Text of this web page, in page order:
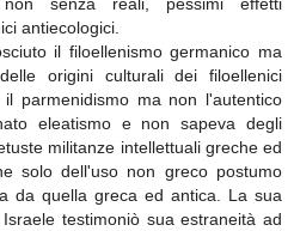
non senza reali, pessimi effetti
antiecologici.
il filoellenismo germanico ma
origini culturali dei filoellenici
parmenidismo ma non l'autentico
eleatismo e non sapeva degli
militanze intellettuali greche ed
solo dell'uso non greco postumo
da quella greca ed antica. La sua
testimoniò sua estraneità ad